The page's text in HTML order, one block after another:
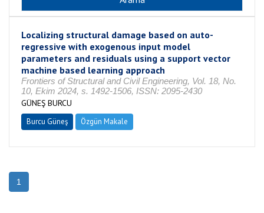
Localizing structural damage based on auto-
regressive with exogenous input model
parameters and residuals using a support vector
machine based learning approach
Frontiers of Structural and Civil Engineering, Vol. 18, No.
10, Ekim 2024, s. 1492-1506, ISSN: 2095-2430
GÜNEŞ BURCU
Burcu Güneş Özgün Makale
1